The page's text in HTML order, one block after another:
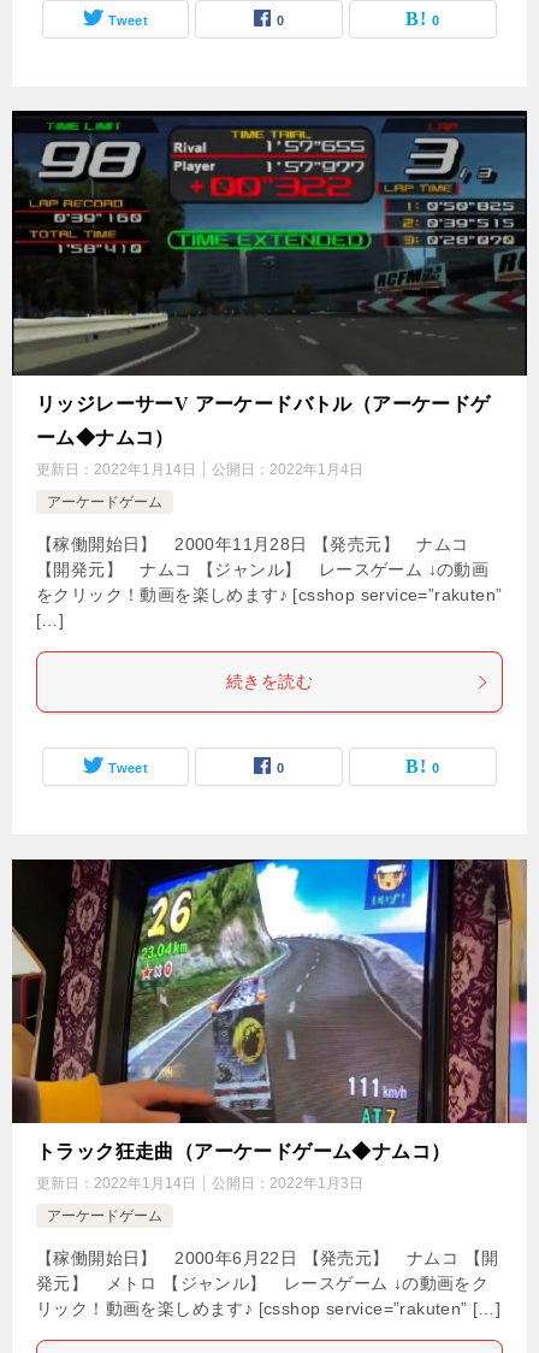
Tweet 0 0
リッジレーサーV アーケードバトル（アーケードゲ
ーム◆ナムコ）
更新日： 2022年1月14日 公開日： 2022年1月4日
アーケードゲーム
【稼働開始日】 2000年11月28日 【発売元】 ナムコ
【開発元】 ナムコ 【ジャンル】 レースゲーム ↓の動画
をクリック！動画を楽しめます♪ [csshop service=”rakuten”
[…]
続きを読む
Tweet 0 0
トラック狂走曲（アーケードゲーム◆ナムコ）
更新日： 2022年1月14日 公開日： 2022年1月3日
アーケードゲーム
【稼働開始日】 2000年6月22日 【発売元】 ナムコ 【開
発元】 メトロ 【ジャンル】 レースゲーム ↓の動画をク
リック！動画を楽しめます♪ [csshop service=”rakuten” […]